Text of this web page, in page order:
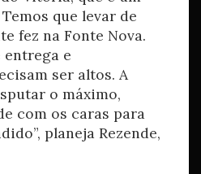
que levar de
fez na Fonte Nova.
entrega e
ser altos. A
o máximo,
com os caras para
planeja Rezende,